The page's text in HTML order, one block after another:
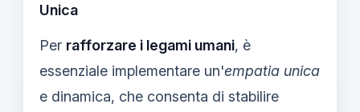
Unica
Per rafforzare i legami umani, è
essenziale implementare un'empatia unica
e dinamica, che consenta di stabilire